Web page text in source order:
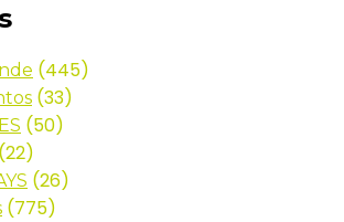
(445)
(33)
(50)
(22)
(26)
(775)